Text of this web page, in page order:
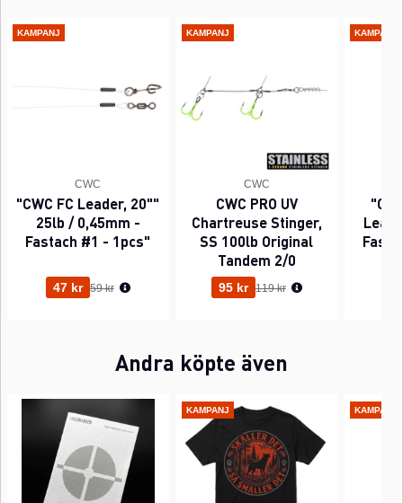
KAMPANJ
CWC
"CWC FC Leader, 20""
25lb / 0,45mm -
Fastach #1 - 1pcs"
47 kr Ordinarie pris:
59 kr
KAMPANJ
CWC
CWC PRO UV
Chartreuse Stinger,
SS 100lb Original
Tandem 2/0
95 kr Ordinarie pris:
119 kr
KAMPANJ
Andra köpte även
KAMPANJ KAMPANJ